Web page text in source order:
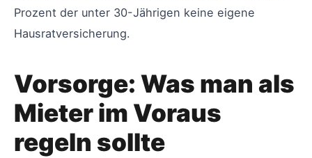
Prozent der unter 30-Jährigen keine eigene
Hausratversicherung.
Vorsorge: Was man als
Mieter im Voraus
regeln sollte